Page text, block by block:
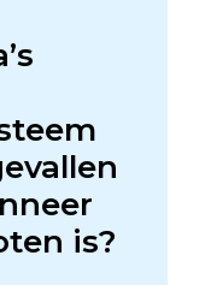
is?